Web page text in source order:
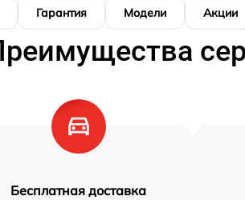
Гарантия Модели Акции
Бесплатная доставка